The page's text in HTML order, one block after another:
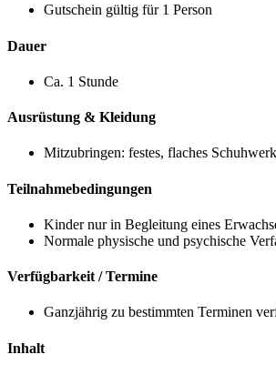
Gutschein gültig für 1 Person
Dauer
Ca. 1 Stunde
Ausrüstung & Kleidung
Mitzubringen: festes, flaches Schuhwerk
Teilnahmebedingungen
Kinder nur in Begleitung eines
Normale physische und psychische
Verfügbarkeit / Termine
Ganzjährig zu bestimmten Terminen
Inhalt